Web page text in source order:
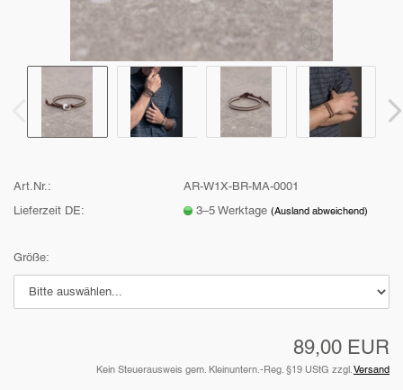
Art.Nr.:
AR-W1X-BR-MA-0001
Lieferzeit DE:
3–5 Werktage(Ausland abweichend)
Größe:
89,00 EUR
Kein Steuerausweis gem. Kleinuntern.-Reg. §19 UStG zzgl.Versand